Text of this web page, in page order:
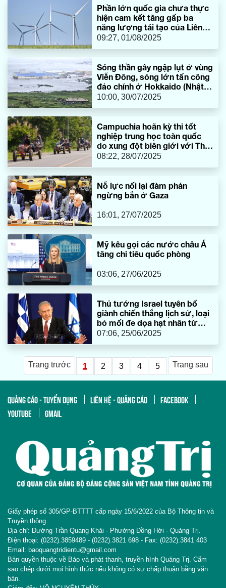
Phần lớn quốc gia chưa thực
hiện cam kết tăng gấp ba
năng lượng tái tạo của Liên
hợp quốc
09:27, 01/08/2025
Sóng thần gây ngập lụt ở vùng
Viễn Đông, sóng lớn tấn công
đảo chính ở Hokkaido (Nhật
Bản)
10:00, 30/07/2025
Campuchia hoãn kỳ thi tốt
nghiệp trung học toàn quốc
do xung đột biên giới với Thái
Lan
08:22, 28/07/2025
Nỗ lực nối lại đàm phán
ngừng bắn ở Gaza
16:01, 27/07/2025
Mỹ kêu gọi các nước châu Á
tăng chi tiêu quốc phòng
03:06, 27/06/2025
Thủ tướng Israel tuyên bố
giành chiến thắng lịch sử, loại
bỏ mối đe dọa hạt nhân từ
Iran
07:06, 25/06/2025
Trang trước 1 2 3 4 5 Trang sau
QUẢNG CÁO - TUYỂN DỤNG LIÊN HỆ - QUẢNG CÁO
FACEBOOK
YOUTUBE
GMAIL
Giấy phép số 305/GP-BTTTT cấp ngày 15/6/2022 của Bộ Thông tin và
Truyền thông
Địa chỉ: Đường Trần Quang Khải - Phường Đồng Hới - Quảng Trị.
Điện thoại: (0232).3859489 - (0232).3821 698 - Fax: (0232).3841 403
Email: baoquangtridientu@gmail.com
Bản quyền thuộc về Báo và phát thanh, truyền hình Quảng Trị. Cấm
sao chép dưới mọi hình thức nếu không có sự chấp thuận bằng văn
bản.